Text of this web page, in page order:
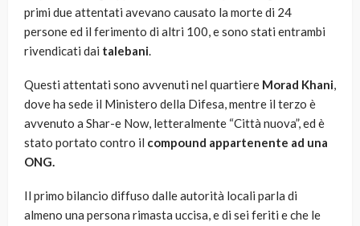
primi due attentati avevano causato la morte di 24
persone ed il ferimento di altri 100, e sono stati entrambi
rivendicati dai talebani.
Questi attentati sono avvenuti nel quartiere Morad Khani,
dove ha sede il Ministero della Difesa, mentre il terzo è
avvenuto a Shar-e Now, letteralmente “Città nuova”, ed è
stato portato contro il compound appartenente ad una
ONG.
Il primo bilancio diffuso dalle autorità locali parla di
almeno una persona rimasta uccisa, e di sei feriti e che le